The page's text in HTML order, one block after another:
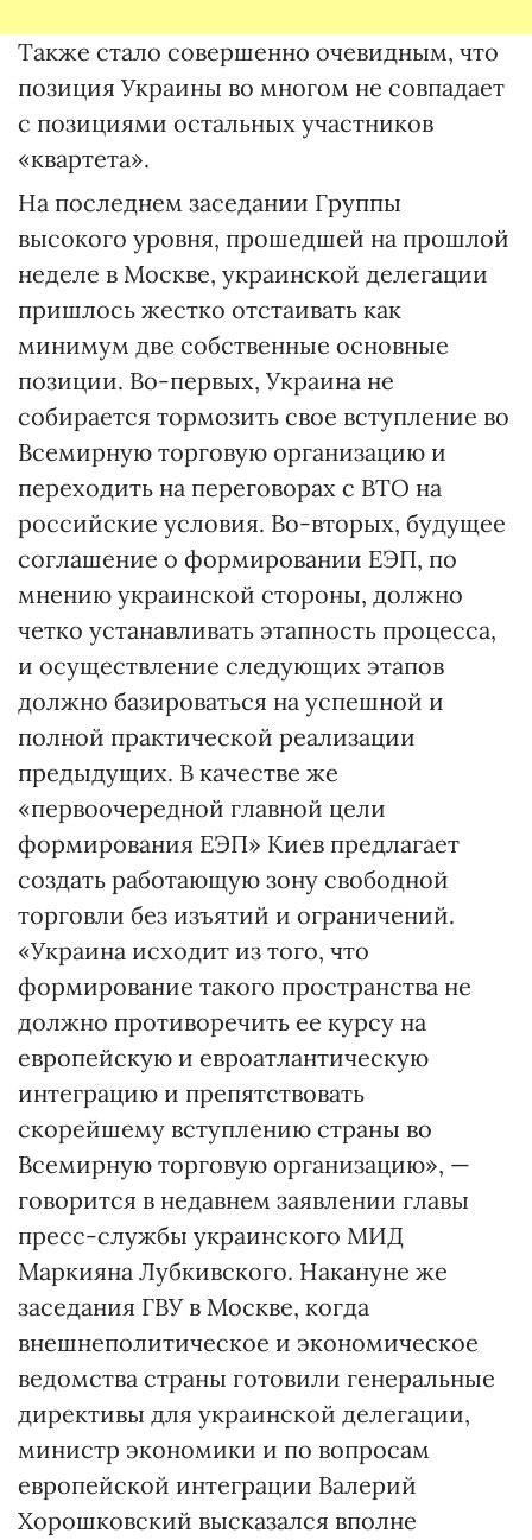
Также стало совершенно очевидным, что
позиция Украины во многом не совпадает
с позициями остальных участников
«квартета».
На последнем заседании Группы
высокого уровня, прошедшей на прошлой
неделе в Москве, украинской делегации
пришлось жестко отстаивать как
минимум две собственные основные
позиции. Во-первых, Украина не
собирается тормозить свое вступление во
Всемирную торговую организацию и
переходить на переговорах с ВТО на
российские условия. Во-вторых, будущее
соглашение о формировании ЕЭП, по
мнению украинской стороны, должно
четко устанавливать этапность процесса,
и осуществление следующих этапов
должно базироваться на успешной и
полной практической реализации
предыдущих. В качестве же
«первоочередной главной цели
формирования ЕЭП» Киев предлагает
создать работающую зону свободной
торговли без изъятий и ограничений.
«Украина исходит из того, что
формирование такого пространства не
должно противоречить ее курсу на
европейскую и евроатлантическую
интеграцию и препятствовать
скорейшему вступлению страны во
Всемирную торговую организацию», —
говорится в недавнем заявлении главы
пресс-службы украинского МИД
Маркияна Лубкивского. Накануне же
заседания ГВУ в Москве, когда
внешнеполитическое и экономическое
ведомства страны готовили генеральные
директивы для украинской делегации,
министр экономики и по вопросам
европейской интеграции Валерий
Хорошковский высказался вполне